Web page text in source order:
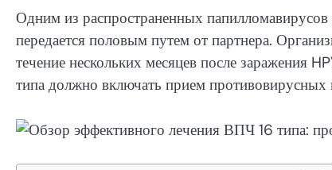
Одним из распространенных
передается половым путем от партнера.
течение нескольких месяцев после заражения
типа должно включать прием